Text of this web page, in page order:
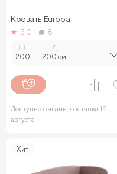
Кровать Europa
5.0
8
200 -
Д.
200 см.
Доступно онлайн, доставка 19
августа
Хит